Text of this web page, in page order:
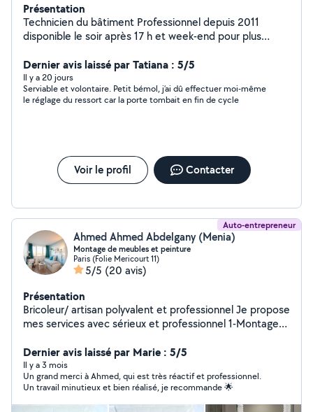
Présentation
Technicien du bâtiment Professionnel depuis 2011
disponible le soir après 17 h et week-end pour plus
Dernier avis laissé par Tatiana : 5/5
Il y a 20 jours
Serviable et volontaire. Petit bémol, j’ai dû effectuer moi-même
le réglage du ressort car la porte tombait en fin de cycle
Voir le profil Contacter
Auto-entrepreneur
Ahmed Ahmed Abdelgany (Menia)
Montage de meubles et peinture
Paris (Folie Mericourt 11)
5/5 (20 avis)
Présentation
Bricoleur/ artisan polyvalent et professionnel Je propose
mes services avec sérieux et professionnel 1-Montage
éléments,cadres, miroir....) 3-peinture 4 changement
Dernier avis laissé par Marie : 5/5
Il y a 3 mois
Un grand merci à Ahmed, qui est très réactif et professionnel.
Un travail minutieux et bien réalisé, je recommande 🌟